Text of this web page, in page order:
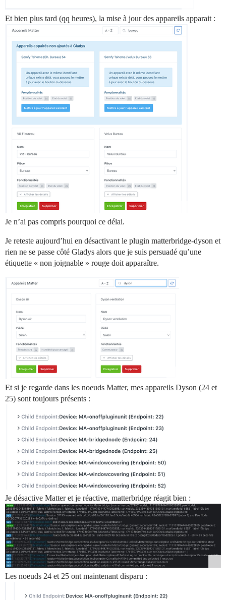
Et bien plus tard (qq heures), la mise à jour des appareils apparait :
Je n’ai pas compris pourquoi ce délai.
Je reteste aujourd’hui en désactivant le plugin matterbridge-dyson et
rien ne se passe côté Gladys alors que je suis persuadé qu’une
étiquette « non joignable » rouge doit apparaître.
Et si je regarde dans les noeuds Matter, mes appareils Dyson (24 et
25) sont toujours présents :
Je désactive Matter et je réactive, matterbridge réagit bien :
Les noeuds 24 et 25 ont maintenant disparu :